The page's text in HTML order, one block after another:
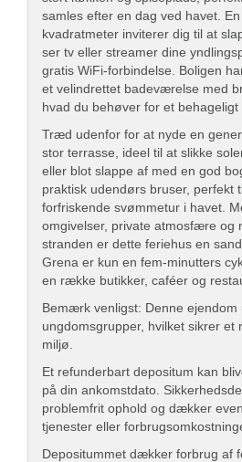
samles efter en dag ved havet.
kvadratmeter inviterer dig til at
ser tv eller streamer dine
gratis WiFi-forbindelse. Boligen
et velindrettet badeværelse med
hvad du behøver for et behageligt
Træd udenfor for at nyde en
stor terrasse, ideel til at slikke
eller blot slappe af med en god
praktisk udendørs bruser, perfekt
forfriskende svømmetur i havet.
omgivelser, private atmosfære og
stranden er dette feriehus en
Grena er kun en fem-minutters
en række butikker, caféer og
Bemærk venligst: Denne ejendom
ungdomsgrupper, hvilket sikrer et
miljø.
Et refunderbart depositum kan
på din ankomstdato.
problemfrit ophold og dækker
tjenester eller
Depositummet dækker forbrug af